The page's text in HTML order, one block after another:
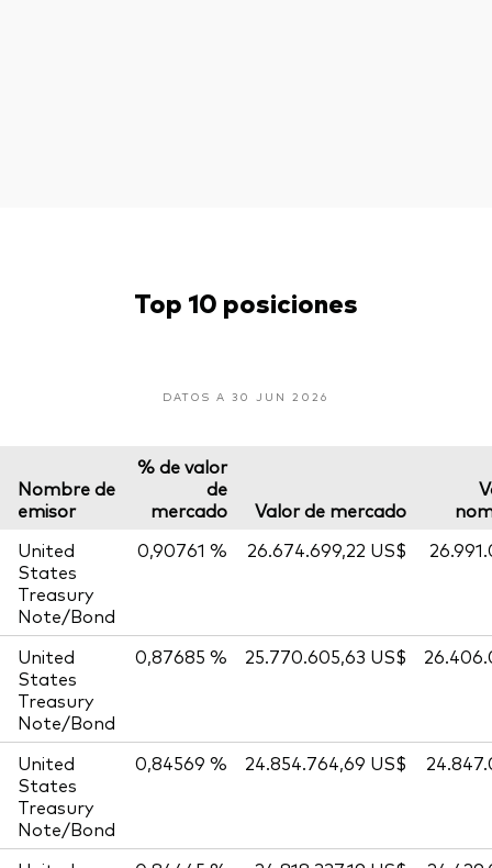
Top 10 posiciones
DATOS A 30 JUN 2026
Nombre de
emisor
% de valor
de
mercado
Valor de mercado
United
States
Treasury
Note/Bond
0,90761 % 26.674.699,22 US$
United
States
Treasury
Note/Bond
0,87685 % 25.770.605,63 US$
United
States
Treasury
Note/Bond
0,84569 % 24.854.764,69 US$